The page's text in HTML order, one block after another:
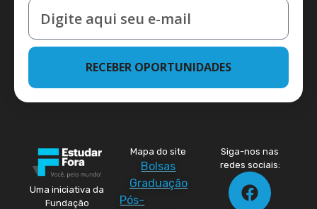
RECEBER OPORTUNIDADES
Uma iniciativa da
Fundação
Mapa do site
Bolsas
Graduação
Pós-
Siga-nos nas
redes sociais: